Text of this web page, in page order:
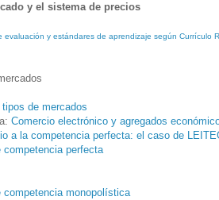
y el sistema de precios
evaluación y estándares de aprendizaje según Currículo
de mercados
Comercio electrónico y agregados
a la competencia perfecta: el caso de
competencia perfecta
competencia monopolística